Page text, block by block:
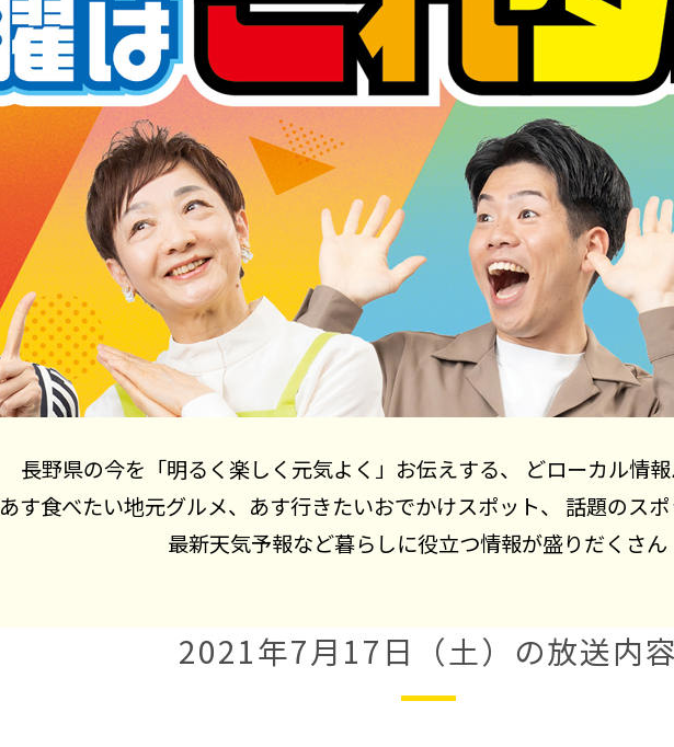
長野県の今を「明るく楽しく元気よく」お伝えする、 どローカル情
あす食べたい地元グルメ、あす行きたいおでかけスポット、 話題のス
最新天気予報など暮らしに役立つ情報が盛りだくさん
2021年7月17日（土）の放送内